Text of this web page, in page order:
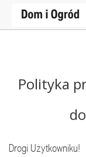
Polityka
Drogi Użytkowniku!